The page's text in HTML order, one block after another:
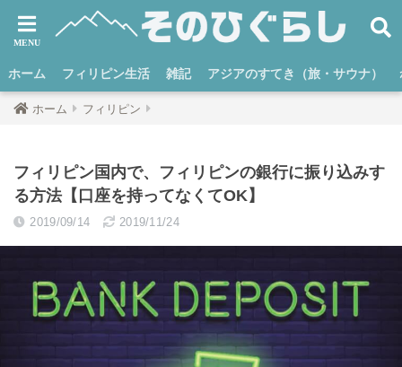
ホーム フィリピン生活 雑記 アジアのすてき（旅・サウナ）
ホーム フィリピン
フィリピン国内で、フィリピンの銀行に振り込みす
る方法【口座を持ってなくてOK】
2019/09/14 2019/11/24